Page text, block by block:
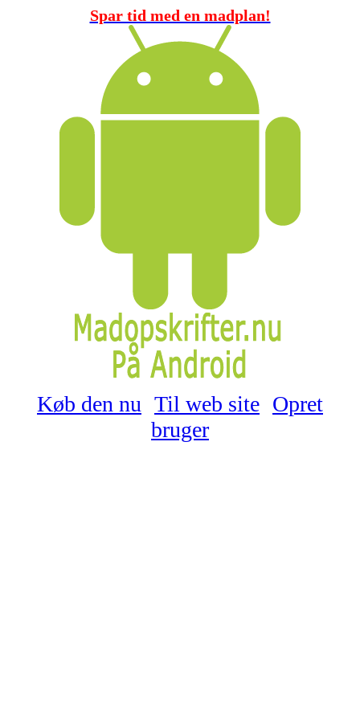
Spar tid med en madplan!
Køb den nu Til web site Opret
bruger